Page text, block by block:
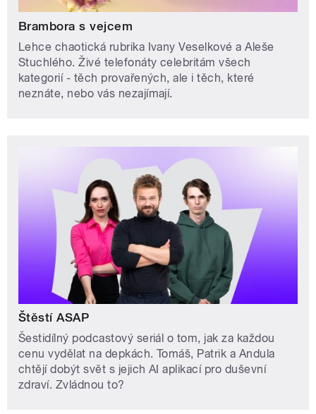
Brambora s vejcem
Lehce chaotická rubrika Ivany Veselkové a Aleše
Stuchlého. Živé telefonáty celebritám všech
kategorií - těch provařených, ale i těch, které
neznáte, nebo vás nezajímají.
Štěstí ASAP
Šestidílný podcastový seriál o tom, jak za každou
cenu vydělat na depkách. Tomáš, Patrik a Andula
chtějí dobýt svět s jejich AI aplikací pro duševní
zdraví. Zvládnou to?